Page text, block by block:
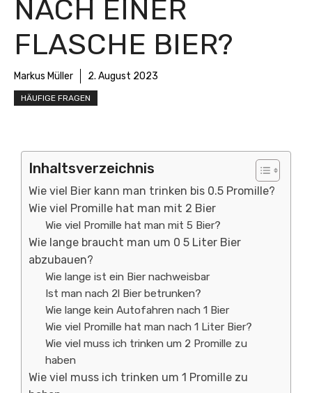
NACH EINER
FLASCHE BIER?
Markus Müller 2. August 2023
HÄUFIGE FRAGEN
Inhaltsverzeichnis
Wie viel Bier kann man trinken bis 0.5 Promille?
Wie viel Promille hat man mit 2 Bier
Wie viel Promille hat man mit 5 Bier?
Wie lange braucht man um 0 5 Liter Bier
abzubauen?
Wie lange ist ein Bier nachweisbar
Ist man nach 2l Bier betrunken?
Wie lange kein Autofahren nach 1 Bier
Wie viel Promille hat man nach 1 Liter Bier?
Wie viel muss ich trinken um 2 Promille zu
haben
Wie viel muss ich trinken um 1 Promille zu